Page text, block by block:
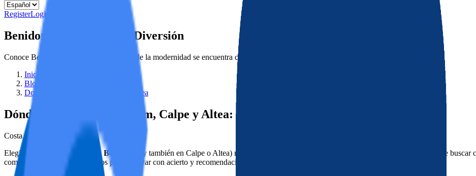
RegisterLogin
Benidorm: Innovación y Diversión
Conoce Benidorm, una ciudad única donde la modernidad se encuentra con el esplendor del Mediterráneo.
Inicio
Blog
Donde Alojarse Benidorm Calpe Altea
Dónde alojarse en Benidorm, Calpe y Altea: zonas y consejos para reservar
Costa Blanca
Elegir bien
dónde alojarse en Benidorm
(y también en Calpe o Altea) marca la diferencia: no es lo mismo venir por playa y ambiente que buscar
comparativa por zonas, consejos para reservar con acierto y recomendaciones de alojamientos para cada plan.